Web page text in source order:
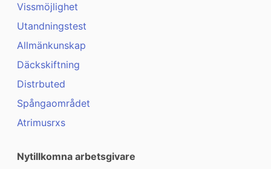
Vissmöjlighet
Utandningstest
Allmänkunskap
Däckskiftning
Distrbuted
Spångaområdet
Atrimusrxs
Nytillkomna arbetsgivare